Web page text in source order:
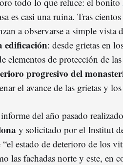
es casi una ruina. Tras
a observarse a simple vista
edificación: desde grietas en
elementos de protección de
progresivo del
el avance de las grietas y
del año pasado
y solicitado por el Institut
“el estado de deterioro de los
las fachadas norte y este, en